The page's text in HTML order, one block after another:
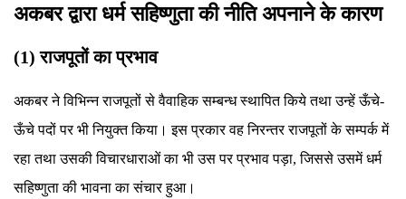
अकबर द्वारा धर्म सहिष्णुता की नीति अपनाने के कारण
(1) राजपूतों का प्रभाव
अकबर ने विभिन्न राजपूतों से वैवाहिक सम्बन्ध स्थापित किये तथा उन्हें ऊँचे-
ऊँचे पदों पर भी नियुक्त किया। इस प्रकार वह निरन्तर राजपूतों के सम्पर्क में
रहा तथा उसकी विचारधाराओं का भी उस पर प्रभाव पड़ा, जिससे उसमें धर्म
सहिष्णुता की भावना का संचार हुआ।